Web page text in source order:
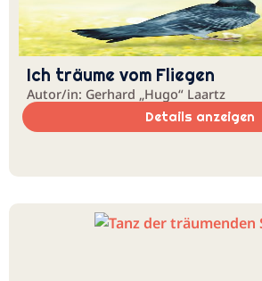
Ich träume vom Fliegen
Autor/in: Gerhard „Hugo“ Laartz
Details anzeigen